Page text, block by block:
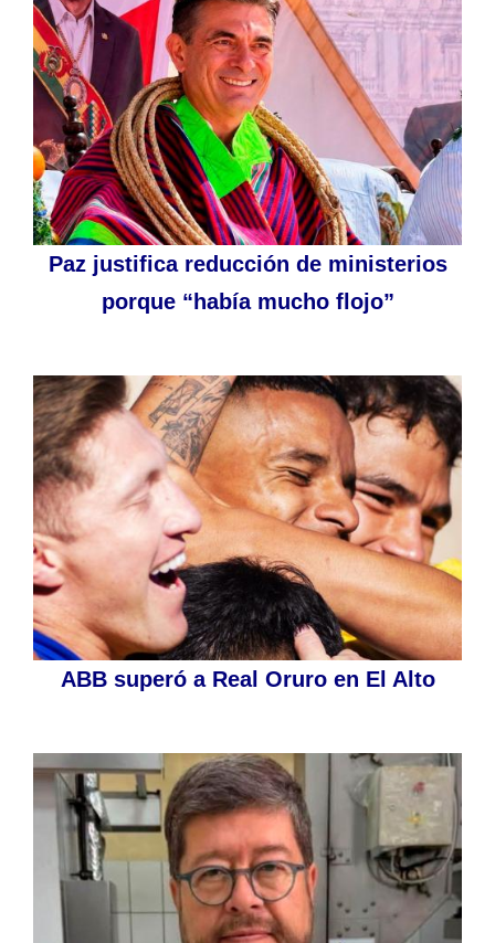
Paz justifica reducción de ministerios
porque “había mucho flojo”
ABB superó a Real Oruro en El Alto